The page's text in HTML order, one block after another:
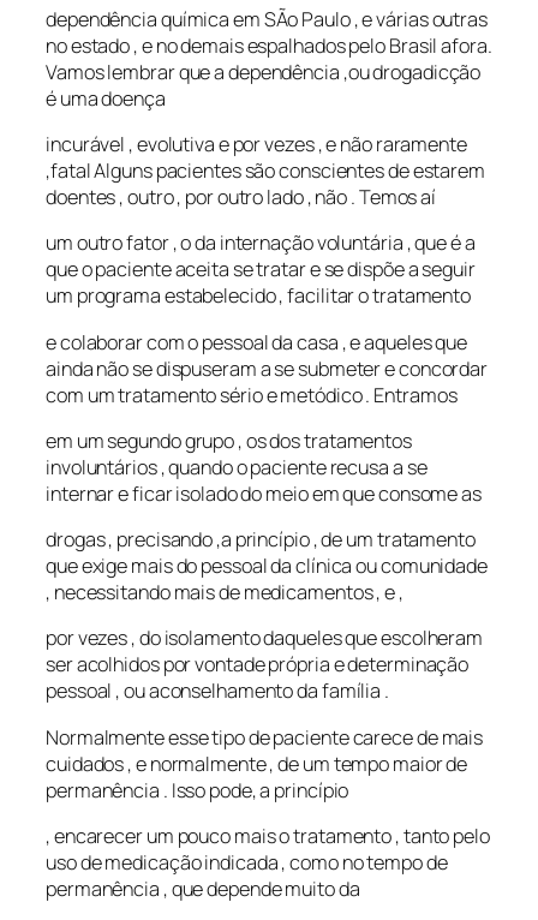
dependência química em SÃo Paulo , e várias outras
no estado , e no demais espalhados pelo Brasil afora.
Vamos lembrar que a dependência ,ou drogadicção
é uma doença
incurável , evolutiva e por vezes , e não raramente
,fatal Alguns pacientes são conscientes de estarem
doentes , outro , por outro lado , não . Temos aí
um outro fator , o da internação voluntária , que é a
que o paciente aceita se tratar e se dispõe a seguir
um programa estabelecido , facilitar o tratamento
e colaborar com o pessoal da casa , e aqueles que
ainda não se dispuseram a se submeter e concordar
com um tratamento sério e metódico . Entramos
em um segundo grupo , os dos tratamentos
involuntários , quando o paciente recusa a se
internar e ficar isolado do meio em que consome as
drogas , precisando ,a princípio , de um tratamento
que exige mais do pessoal da clínica ou comunidade
, necessitando mais de medicamentos , e ,
por vezes , do isolamento daqueles que escolheram
ser acolhidos por vontade própria e determinação
pessoal , ou aconselhamento da família .
Normalmente esse tipo de paciente carece de mais
cuidados , e normalmente , de um tempo maior de
permanência . Isso pode, a princípio
, encarecer um pouco mais o tratamento , tanto pelo
uso de medicação indicada , como no tempo de
permanência , que depende muito da